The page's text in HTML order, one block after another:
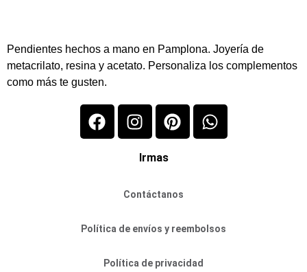
Pendientes hechos a mano en Pamplona. Joyería de
metacrilato, resina y acetato. Personaliza los complementos
como más te gusten.
Irmas
Contáctanos
Política de envíos y reembolsos
Política de privacidad